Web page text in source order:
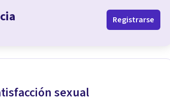
Registrarse
sexual